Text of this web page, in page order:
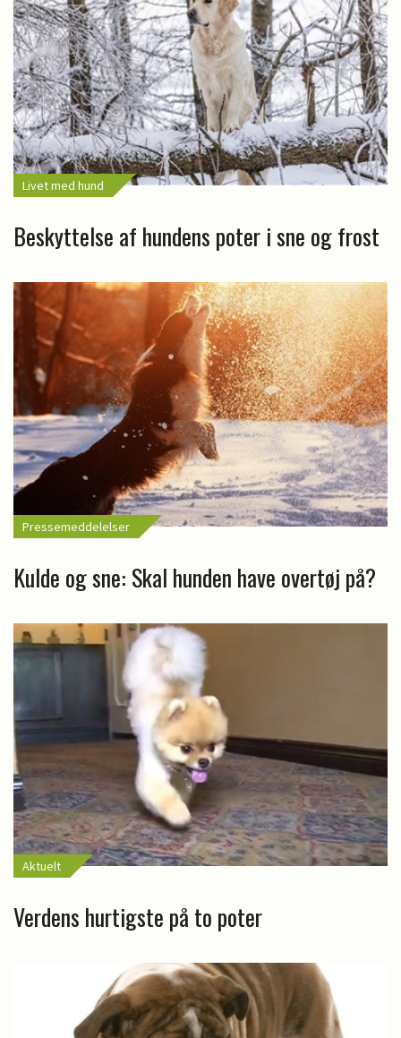
Livet med hund
Beskyttelse af hundens poter i sne og frost
Pressemeddelelser
Kulde og sne: Skal hunden have overtøj på?
Aktuelt
Verdens hurtigste på to poter